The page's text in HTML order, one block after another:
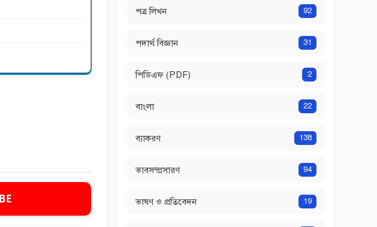
পত্র লিখন 92
পদার্থ বিজ্ঞান 31
পিডিএফ (PDF) 2
বাংলা 22
ব্যাকরণ 138
ভাবসম্প্রসারণ 94
ভাষণ ও প্রতিবেদন 19